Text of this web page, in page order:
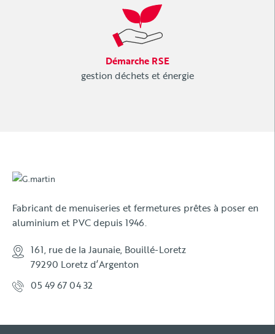
Démarche RSE
gestion déchets et énergie
Fabricant de menuiseries et fermetures prêtes à poser en
aluminium et PVC depuis 1946.
161, rue de la Jaunaie, Bouillé-Loretz
79290 Loretz d’Argenton
05 49 67 04 32